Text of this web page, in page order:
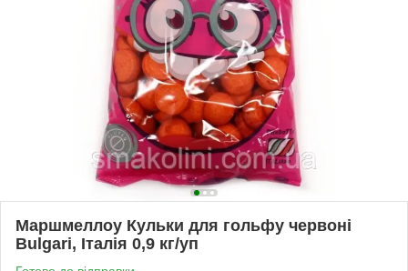
Маршмеллоу Кульки для гольфу червоні
Bulgari, Італія 0,9 кг/уп